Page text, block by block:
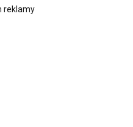
reklamy